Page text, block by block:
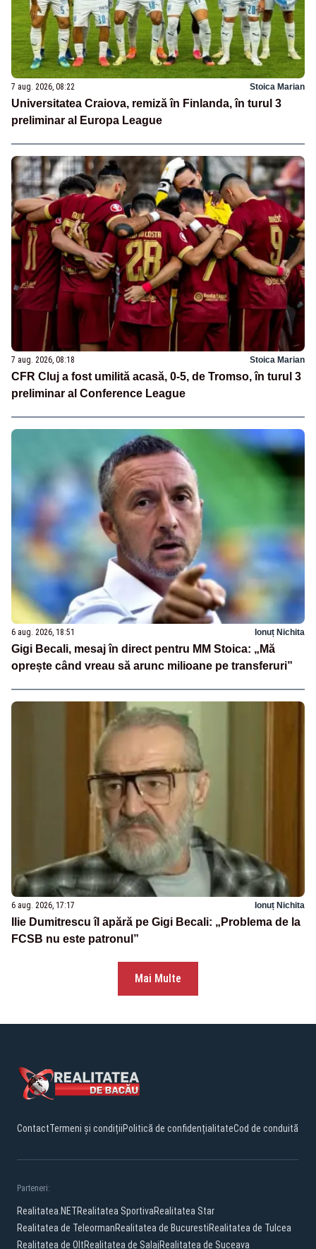
7 aug. 2026, 08:22 Stoica Marian
Universitatea Craiova, remiză în Finlanda, în turul 3
preliminar al Europa League
7 aug. 2026, 08:18 Stoica Marian
CFR Cluj a fost umilită acasă, 0-5, de Tromso, în turul 3
preliminar al Conference League
6 aug. 2026, 18:51 Ionuț Nichita
Gigi Becali, mesaj în direct pentru MM Stoica: „Mă
oprește când vreau să arunc milioane pe transferuri”
6 aug. 2026, 17:17 Ionuț Nichita
Ilie Dumitrescu îl apără pe Gigi Becali: „Problema de la
FCSB nu este patronul”
Mai Multe
ContactTermeni și condițiiPolitică de confidențialitateCod de conduită
Parteneri:
Realitatea.NETRealitatea SportivaRealitatea Star
Realitatea de TeleormanRealitatea de BucurestiRealitatea de Tulcea
Realitatea de OltRealitatea de SalajRealitatea de Suceava